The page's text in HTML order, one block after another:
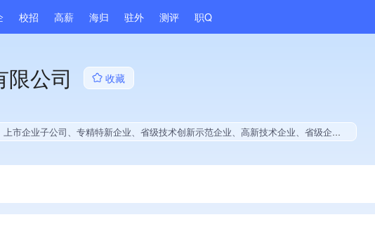
校招 高薪 海归 驻外 测评 职Q
公司
收藏
上市企业子公司、专精特新企业、省级技术创新示范企业、高新技术企业、省级企业技术中心、政府供应商、战略性新兴领域创新能力、薪资水平全省同行前50%、旗下品牌同行前5%、A级纳税人、劳动保障诚信A级、多产业布局、拥有自主品牌、拥有高价值专利、专利授权量同领域前5%、技术布局优于同行、经营年限全国同行前5%、残疾人就业贡献、集团成员、大学生就业贡献、拥有工艺创新能力